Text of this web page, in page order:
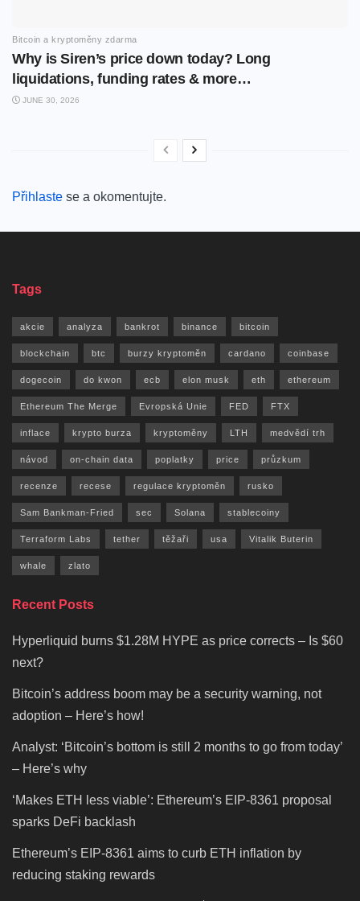
Bitcoin a kryptoměny zdarma
Why is Siren’s price down today? Long
liquidations, funding rates & more…
JUNE 30, 2026
Přihlaste se a okomentujte.
Tags
akcie analyza bankrot binance bitcoin
blockchain btc burzy kryptoměn cardano coinbase
dogecoin do kwon ecb elon musk eth ethereum
Ethereum The Merge Evropská Unie FED FTX
inflace krypto burza kryptoměny LTH medvědí trh
návod on-chain data poplatky price průzkum
recenze recese regulace kryptoměn rusko
Sam Bankman-Fried sec Solana stablecoiny
Terraform Labs tether těžaři usa Vitalik Buterin
whale zlato
Recent Posts
Hyperliquid burns $1.28M HYPE as price corrects – Is $60
next?
Bitcoin’s address boom may be a security warning, not
adoption – Here’s how!
Analyst: ‘Bitcoin’s bottom is still 2 months to go from today’
– Here’s why
‘Makes ETH less viable’: Ethereum’s EIP-8361 proposal
sparks DeFi backlash
Ethereum’s EIP-8361 aims to curb ETH inflation by
reducing staking rewards